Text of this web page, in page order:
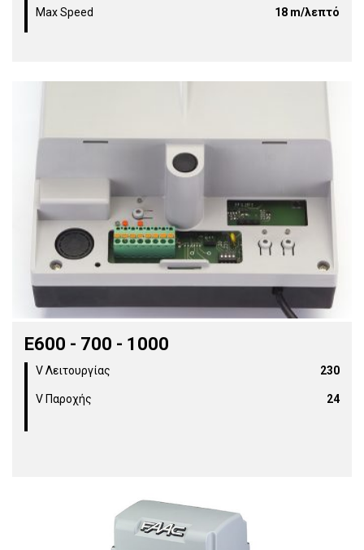
Max Speed 18 m/λεπτό
E600 - 700 - 1000
V Λειτουργίας 230
V Παροχής 24